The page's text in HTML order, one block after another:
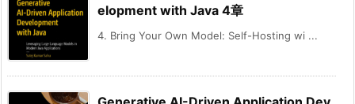
elopment with Java 4章
4. Bring Your Own Model: Self-Hosting wi ...